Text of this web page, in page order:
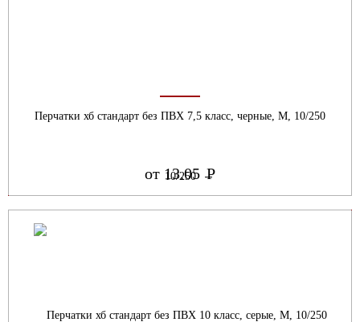
Перчатки хб стандарт без ПВХ 7,5 класс, черные, М, 10/250
от 13.05 Р
УБ.